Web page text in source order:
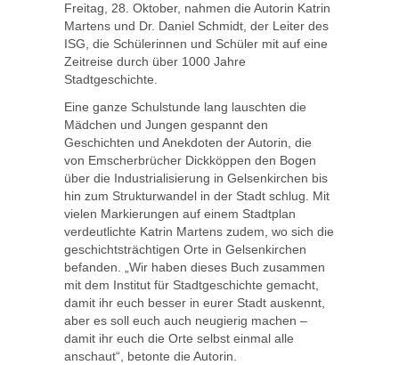
Freitag, 28. Oktober, nahmen die Autorin Katrin
Martens und Dr. Daniel Schmidt, der Leiter des
ISG, die Schülerinnen und Schüler mit auf eine
Zeitreise durch über 1000 Jahre
Stadtgeschichte.
Eine ganze Schulstunde lang lauschten die
Mädchen und Jungen gespannt den
Geschichten und Anekdoten der Autorin, die
von Emscherbrücher Dickköppen den Bogen
über die Industrialisierung in Gelsenkirchen bis
hin zum Strukturwandel in der Stadt schlug. Mit
vielen Markierungen auf einem Stadtplan
verdeutlichte Katrin Martens zudem, wo sich die
geschichtsträchtigen Orte in Gelsenkirchen
befanden. „Wir haben dieses Buch zusammen
mit dem Institut für Stadtgeschichte gemacht,
damit ihr euch besser in eurer Stadt auskennt,
aber es soll euch auch neugierig machen –
damit ihr euch die Orte selbst einmal alle
anschaut“, betonte die Autorin.